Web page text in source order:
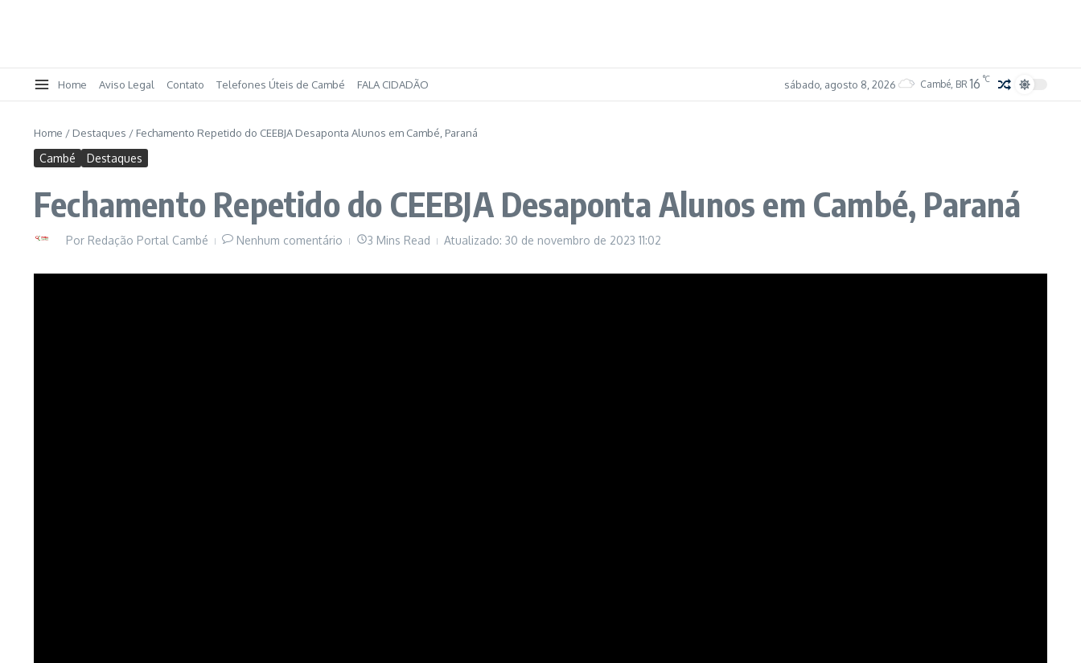
Home Aviso Legal Contato Telefones Úteis de Cambé FALA CIDADÃO sábado, agosto 8, 2026 Cambé, BR 16 °C
Home / Destaques / Fechamento Repetido do CEEBJA Desaponta Alunos em Cambé, Paraná
Cambé Destaques
Fechamento Repetido do CEEBJA Desaponta Alunos em Cambé, Paraná
Por Redação Portal Cambé Nenhum comentário 3 Mins Read Atualizado: 30 de novembro de 2023 11:02